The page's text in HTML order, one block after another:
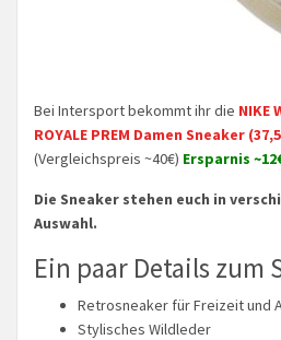
Bei Intersport bekommt ihr die NIKE
ROYALE PREM Damen Sneaker
(Vergleichspreis ~40€) Ersparnis
Die Sneaker stehen euch in
Auswahl.
Ein paar Details zum
Retrosneaker für Freizeit und
Stylisches Wildleder